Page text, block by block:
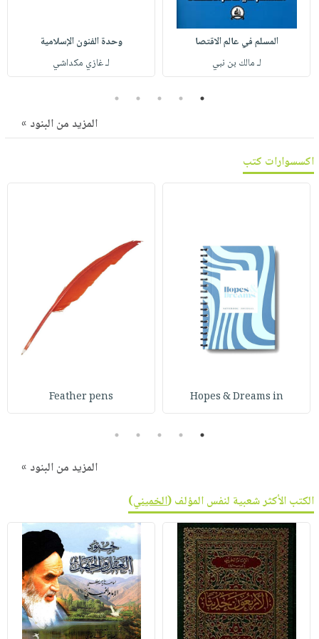
صابون
أطفال
مناسبات
فيديوهات
أسئلة
طرحها
وفرات
انشر
كتابك
التسوق
نشرة
المسلم في عالم الاقتصا
لـ مالك بن نبي
وحدة الفنون الإسلامية
لـ غازي مكداشي
1
2
3
4
5
المزيد من البنود »
اكسسوارات كتب
Hopes & Dreams in
Feather pens
1
2
3
4
5
المزيد من البنود »
الكتب الأكثر شعبية لنفس المؤلف (الخميني)